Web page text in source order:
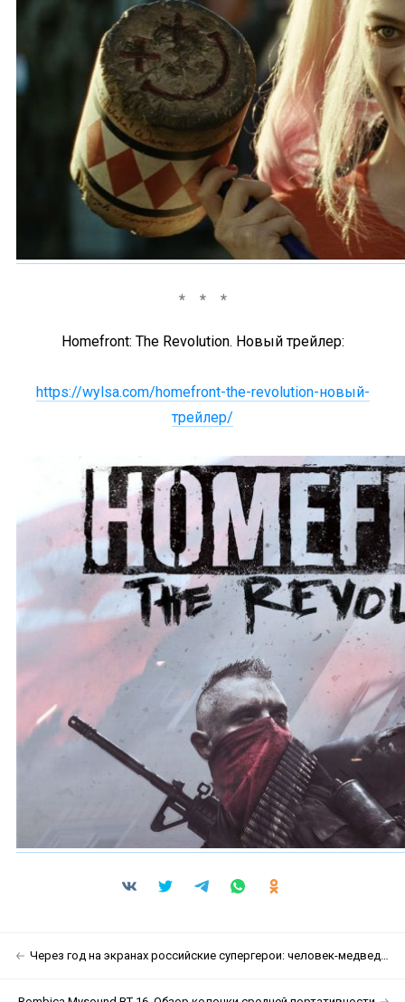
Homefront: The Revolution. Новый трейлер:
https://wylsa.com/homefront-the-revolution-новый-
трейлер/
Через год на экранах российские супергерои: человек-медведь, человек-ветер, человек-земля и человек-вода. Marvel напрягся